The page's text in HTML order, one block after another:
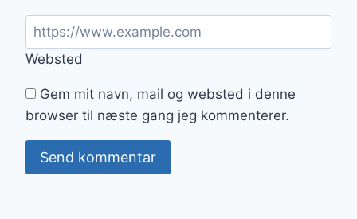
Websted
Gem mit navn, mail og websted i denne
browser til næste gang jeg kommenterer.